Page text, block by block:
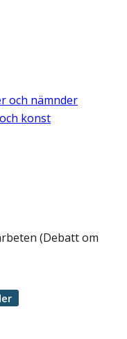
och nämnder
konst
(Debatt om